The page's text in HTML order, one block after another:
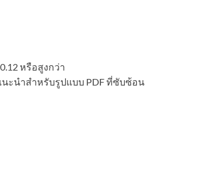
หรือสูงกว่า
นะนำสำหรับรูปแบบ PDF ที่ซับซ้อน